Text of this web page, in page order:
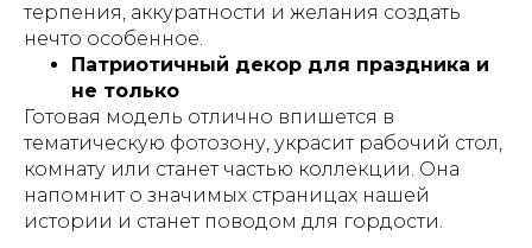
терпения, аккуратности и желания создать
нечто особенное.
Патриотичный декор для праздника и
не только
Готовая модель отлично впишется в
тематическую фотозону, украсит рабочий стол,
комнату или станет частью коллекции. Она
напомнит о значимых страницах нашей
истории и станет поводом для гордости.